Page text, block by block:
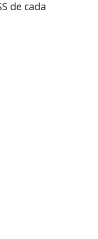
de cada